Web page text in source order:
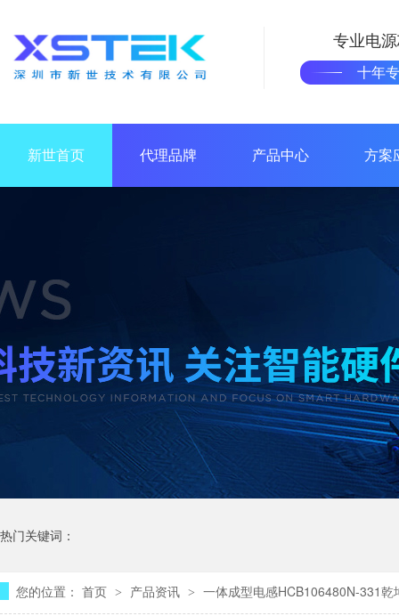
专业电
十年
新世首页 代理品牌 产品中心 方案
热门关键词：
您的位置： 首页 > 产品资讯 > 一体成型电感HCB106480N-331